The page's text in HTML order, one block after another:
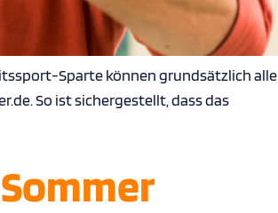
Sparte können grundsätzlich alle
So ist sichergestellt, dass das